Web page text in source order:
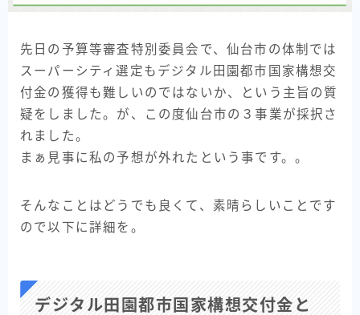
先日の予算等審査特別委員会で、仙台市の体制では
スーパーシティ選定もデジタル田園都市国家構想交
付金の獲得も難しいのではないか、という主旨の質
疑をしました。が、この度仙台市の３事業が採択さ
れました。
まぁ見事に私の予想が外れたという事です。。
そんなことはどうでも良くて、素晴らしいことです
ので以下に詳細を。
デジタル田園都市国家構想交付金と